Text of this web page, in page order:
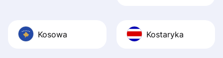
Kosowa Kostaryka